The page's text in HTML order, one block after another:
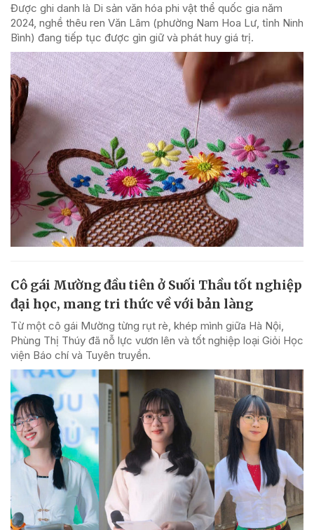
Được ghi danh là Di sản văn hóa phi vật thể quốc gia năm
2024, nghề thêu ren Văn Lâm (phường Nam Hoa Lư, tỉnh Ninh
Bình) đang tiếp tục được gìn giữ và phát huy giá trị.
Cô gái Mường đầu tiên ở Suối Thầu tốt nghiệp
đại học, mang tri thức về với bản làng
Từ một cô gái Mường từng rụt rè, khép mình giữa Hà Nội,
Phùng Thị Thúy đã nỗ lực vươn lên và tốt nghiệp loại Giỏi Học
viện Báo chí và Tuyên truyền.